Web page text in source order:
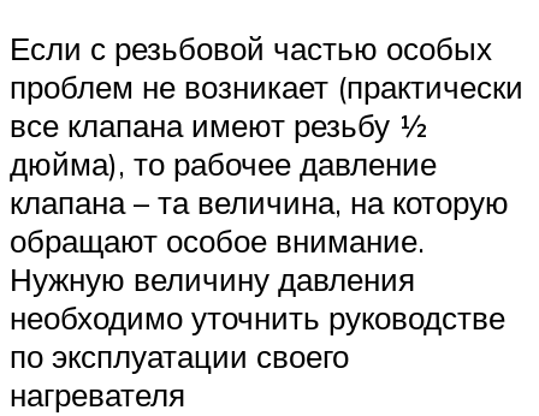
Если с резьбовой частью особых
проблем не возникает (практически
все клапана имеют резьбу ½
дюйма), то рабочее давление
клапана – та величина, на которую
обращают особое внимание.
Нужную величину давления
необходимо уточнить руководстве
по эксплуатации своего
нагревателя